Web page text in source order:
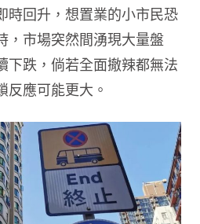
時回升，想置業的小市民恐
，市場突然間湧現大量盤
下跌，倘若全面撤辣都無法
反應可能更大。